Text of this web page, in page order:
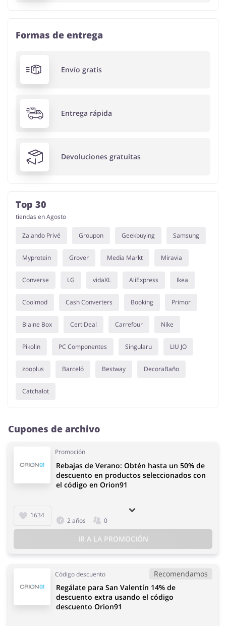
Formas de entrega
Envío gratis
Entrega rápida
Devoluciones gratuitas
Top 30
tiendas en Agosto
Zalando Privé Groupon Geekbuying Samsung
Myprotein Grover Media Markt Miravia
Converse LG vidaXL AliExpress Ikea
Coolmod Cash Converters Booking Primor
Blaine Box CertiDeal Carrefour Nike
Pikolin PC Componentes Singularu LIU JO
zooplus Barceló Bestway DecoraBaño
Catchalot
Cupones de archivo
Promoción
1634
Rebajas de Verano: Obtén hasta un 50% de
descuento en productos seleccionados con
el código en Orion91
2 años 0
IR A LA PROMOCIÓN
Código descuento
Recomendamos
Regálate para San Valentín 14% de
descuento extra usando el código
descuento Orion91